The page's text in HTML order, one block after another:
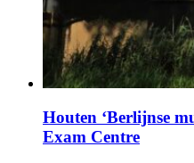
Houten ‘Berlijnse
Exam Centre